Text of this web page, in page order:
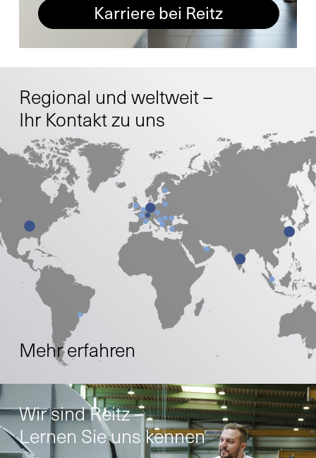
Karriere bei Reitz
Regional und weltweit –
Ihr Kontakt zu uns
Mehr erfahren
Wir sind Reitz –
Lernen Sie uns kennen
Neugeschäft
Ersatzteile
Retrofit